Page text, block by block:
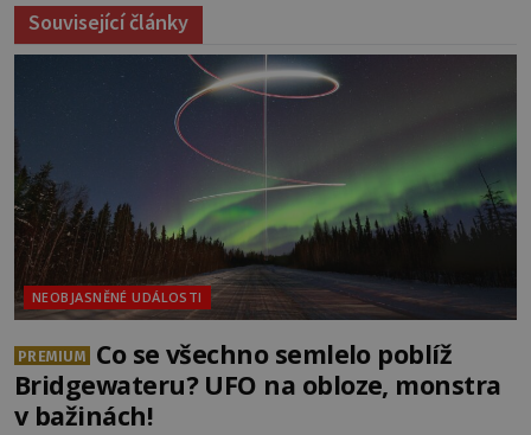
Související články
NEOBJASNĚNÉ UDÁLOSTI
PREMIUM
Co se všechno semlelo poblíž
Bridgewateru? UFO na obloze, monstra
v bažinách!